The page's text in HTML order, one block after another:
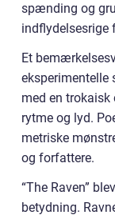
spænding og
indflydelsesrige
Et
eksperimentelle
med en trokaisk
rytme og lyd.
metriske
og forfattere.
“The Raven”
betydning.